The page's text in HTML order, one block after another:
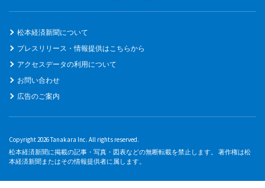
松本経済新聞について
プレスリリース・情報提供はこちらから
アクセスデータの利用について
お問い合わせ
広告のご案内
Copyright 2026 Tanakara Inc. All rights reserved.
松本経済新聞に掲載の記事・写真・図表などの無断転載を禁止します。 著作権は松
本経済新聞またはその情報提供者に属します。